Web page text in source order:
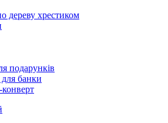
дереву хрестиком
подарунків
банки